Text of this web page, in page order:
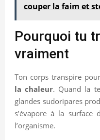
couper la faim et
Pourquoi tu
vraiment
Ton corps transpire
la chaleur. Quand la
glandes sudoripares
s’évapore à la
l’organisme.